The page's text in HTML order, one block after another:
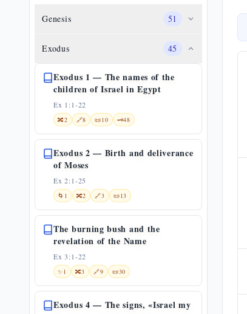
Genesis 51
Exodus 45
Exodus 1 — The names of the
children of Israel in Egypt
Ex 1:1-22
🔀2 🔗8 📜10 🗝️48
Exodus 2 — Birth and deliverance
of Moses
Ex 2:1-25
🌀 1 🔀2 🔗3 📜13
The burning bush and the
revelation of the Name
Ex 3:1-22
✨1 🔀3 🔗9 📜30
Exodus 4 — The signs, «Israel my